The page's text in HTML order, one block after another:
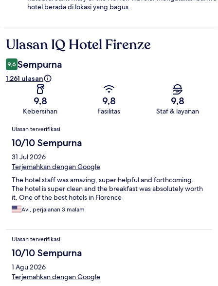
hotel berada di lokasi yang bagus.
Ulasan
Ulasan IQ Hotel Firenze
9,6 Sempurna
1.261 ulasan
9,8
Kebersihan
9,8
Fasilitas
9,8
Staf & layanan
Ulasan
Ulasan terverifikasi
10/10 Sempurna
31 Jul 2026
Terjemahkan dengan Google
The hotel staff was amazing, super helpful and forthcoming.
The hotel is super clean and the breakfast was absolutely worth
it. One of the best hotels in Florence
Avi, perjalanan 3 malam
Ulasan terverifikasi
10/10 Sempurna
1 Agu 2026
Terjemahkan dengan Google